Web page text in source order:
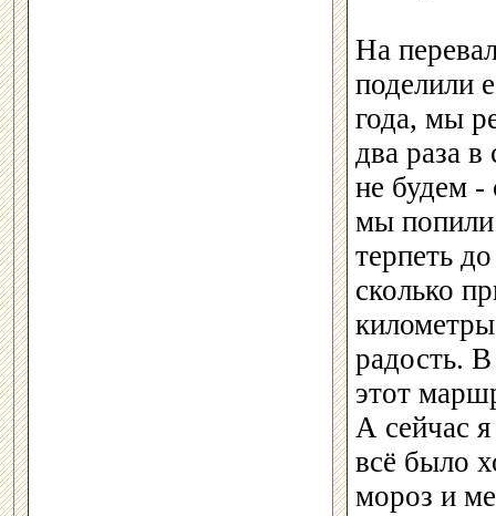
На
поделили
года, мы
два раза в
не будем -
мы попили
терпеть
сколько
радость.
этот
А сейчас
всё было
мороз и